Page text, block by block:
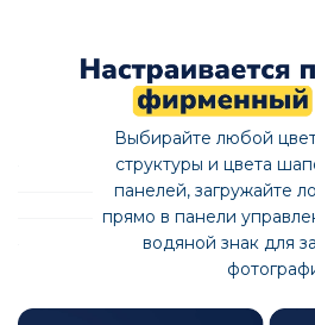
Выбирайте любой
структуры и цвета
панелей, загружайте
прямо в панели
водяной знак для